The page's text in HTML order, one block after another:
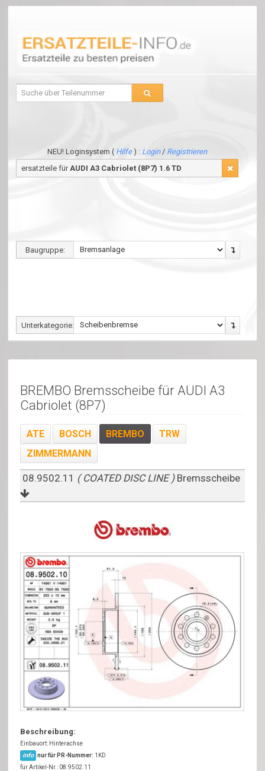
NEU! Loginsystem ( Hilfe) : Login / Registrieren
ersatzteile fürAUDI A3 Cabriolet (8P7) 1.6 TD
Baugruppe:
Unterkategorie:
BREMBO Bremsscheibe für AUDI A3
Cabriolet (8P7)
ATE BOSCH BREMBO
TRW
ZIMMERMANN
08.9502.11 ( COATED DISC LINE ) Bremsscheibe
Beschreibung:
Einbauort: Hinterachse
info nur für PR-Nummer: 1KD
für Artikel-Nr.: 08.9502.11